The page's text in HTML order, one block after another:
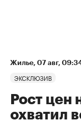
Жилье⁠, 07 авг,
ЭКСКЛЮЗИВ
Рост цен
охватил